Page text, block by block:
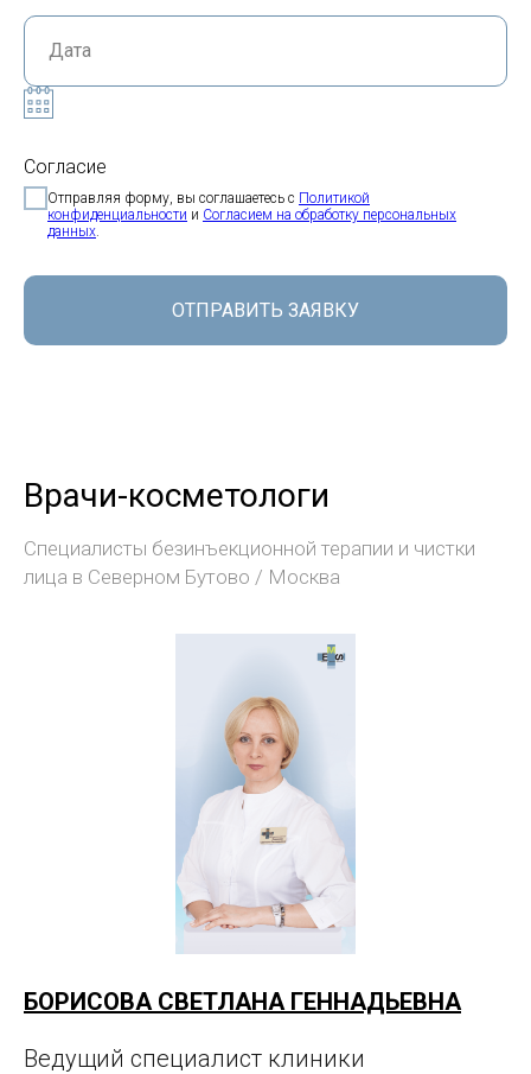
Согласие
Отправляя форму, вы соглашаетесь с Политикой
конфиденциальности и Согласием на обработку персональных
данных.
ОТПРАВИТЬ ЗАЯВКУ
Врачи-косметологи
Специалисты безинъекционной терапии и чистки
лица в Северном Бутово / Москва
БОРИСОВА СВЕТЛАНА ГЕННАДЬЕВНА
Ведущий специалист клиники